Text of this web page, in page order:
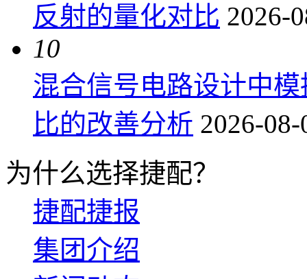
反射的量化对比 2026-
10
混合信号电路设计中
比的改善分析 2026-
为什么选择捷配？
捷配捷报
集团介绍